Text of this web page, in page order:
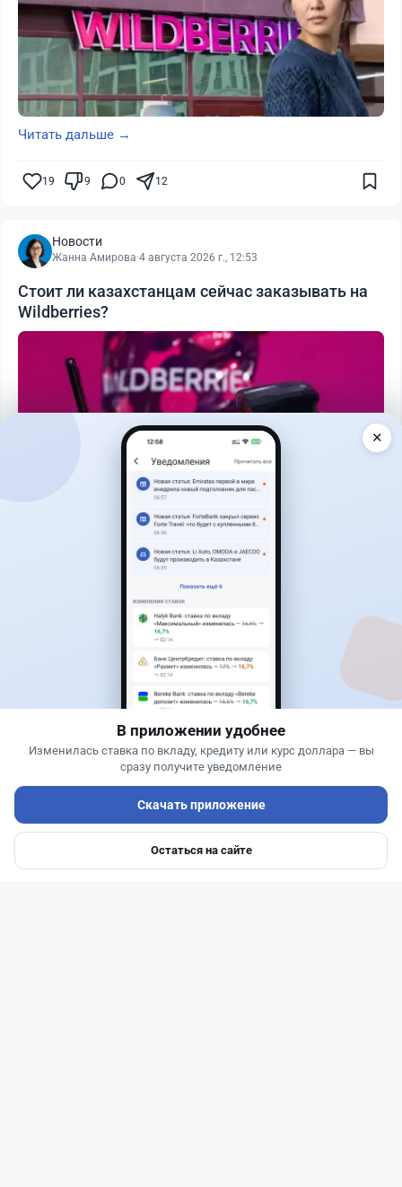
Читать дальше →
19 9 0 12
Новости
Жанна Амирова·4 августа 2026 г., 12:53
Стоит ли казахстанцам сейчас заказывать на
Wildberries?
0
4 августа 2026 г., 11:35
Казахстанцы поверили, что получат до 2 млн
тенге за оформление автокредита
Ипотеки Авто
✕
В приложении удобнее
Изменилась ставка по вкладу, кредиту или курс доллара — вы
сразу получите уведомление
Скачать приложение
Остаться на сайте